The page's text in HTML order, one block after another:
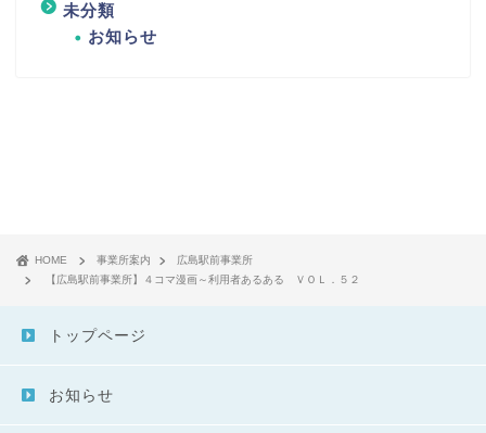
未分類
お知らせ
HOME 事業所案内
広島駅前事業所
【広島駅前事業所】４コマ漫画～利用者あるある ＶＯＬ．５２
トップページ
お知らせ